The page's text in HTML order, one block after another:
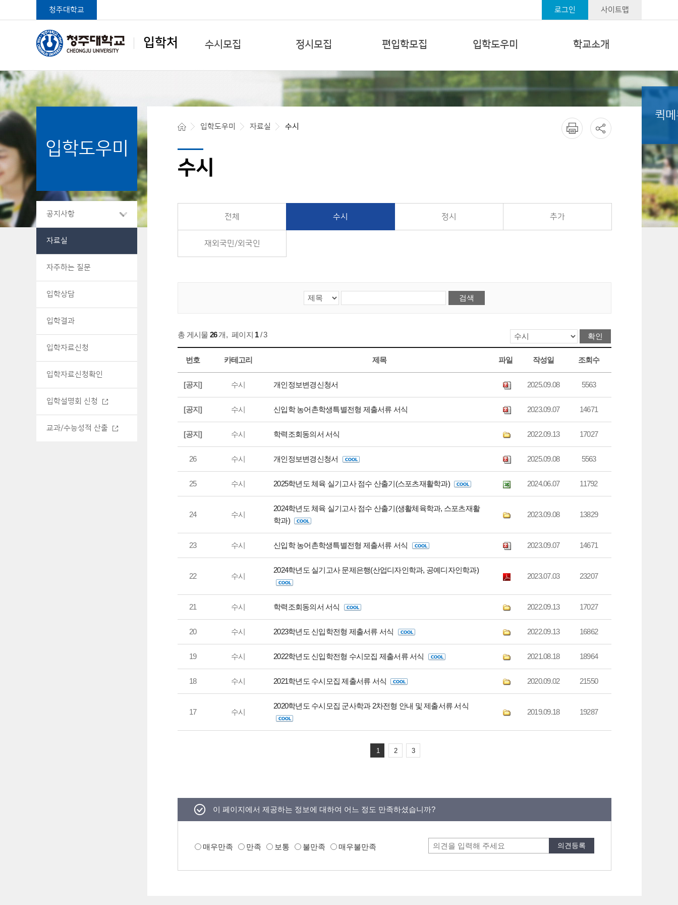
입학처
청주대학교 로그인 사이트맵
학생중심 글로벌대학
청주대학교 입학처
수시모집 정시모집 편입학모집 입학도우미 학교소개
입학도우미
공지사항
자료실
자주하는 질문
입학상담
입학결과
입학자료신청
입학자료신청확인
입학설명회 신청
교과/수능성적 산출
입학도우미 자료실 수시
수시
전체 수시 정시 추가
재외국민/외국인
총 게시물 26개, 페이지 1/ 3
번호 카테고리 제목 파일 작성일 조회수
[공지] 수시 개인정보변경신청서 2025.09.08 5563
[공지] 수시 신입학 농어촌학생특별전형 제출서류 서식 2023.09.07 14671
[공지] 수시 학력조회동의서 서식 2022.09.13 17027
26 수시 개인정보변경신청서 2025.09.08 5563
25 수시 2025학년도 체육 실기고사 점수 산출기(스포츠재활학과) 2024.06.07 11792
24 수시
2024학년도 체육 실기고사 점수 산출기(생활체육학과, 스포츠재활
학과)
2023.09.08 13829
23 수시 신입학 농어촌학생특별전형 제출서류 서식 2023.09.07 14671
22 수시
2024학년도 실기고사 문제은행(산업디자인학과, 공예디자인학과)
2023.07.03 23207
21 수시 학력조회동의서 서식 2022.09.13 17027
20 수시 2023학년도 신입학전형 제출서류 서식 2022.09.13 16862
19 수시 2022학년도 신입학전형 수시모집 제출서류 서식 2021.08.18 18964
18 수시 2021학년도 수시모집 제출서류 서식 2020.09.02 21550
17 수시
2020학년도 수시모집 군사학과 2차전형 안내 및 제출서류 서식
2019.09.18 19287
1 2 3
이 페이지에서 제공하는 정보에 대하여 어느 정도 만족하셨습니까?
매우만족 만족 보통 불만족 매우불만족
퀵